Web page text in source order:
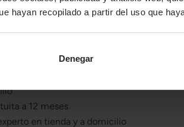
hayan recopilado a partir del uso que
Denegar
ejemplo a seguir.
a 12 meses
en tienda y a domicilio